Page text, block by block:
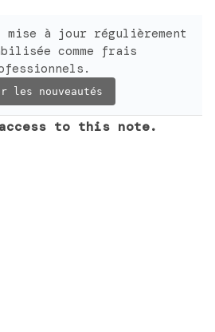
mise à jour régulièrement
comme frais
les nouveautés
to this note.